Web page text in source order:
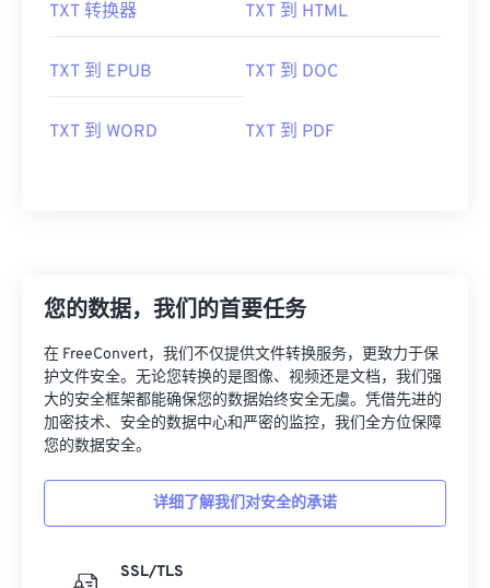
TXT 转换器 TXT 到 HTML
TXT 到 EPUB TXT 到 DOC
TXT 到 WORD TXT 到 PDF
您的数据，我们的首要任务
在 FreeConvert，我们不仅提供文件转换服务，更致力于保
护文件安全。无论您转换的是图像、视频还是文档，我们强
大的安全框架都能确保您的数据始终安全无虞。凭借先进的
加密技术、安全的数据中心和严密的监控，我们全方位保障
您的数据安全。
详细了解我们对安全的承诺
SSL/TLS